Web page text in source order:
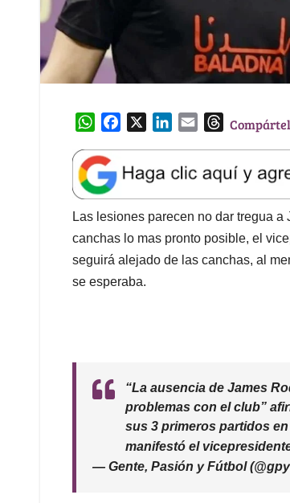
W
a
t
s
A
p
p
e
b
o
o
k
k
e
d
I
n
l
T
e
a
d
s
Las lesiones parecen no dar tregua
canchas lo mas pronto posible, el
seguirá alejado de las canchas, al
se esperaba.
“La ausencia de James
problemas con el club”
sus 3 primeros partidos
manifestó el
— Gente, Pasión y Fútbol